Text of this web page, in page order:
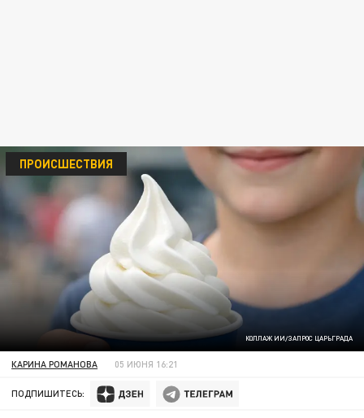
КОЛЛАЖ ИИ/ЗАПРОС ЦАРЬГРАДА
ПРОИСШЕСТВИЯ
КАРИНА РОМАНОВА 05 ИЮНЯ 16:21
ПОДПИШИТЕСЬ: